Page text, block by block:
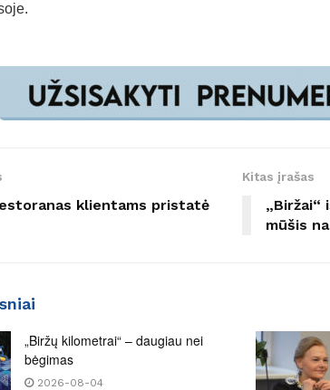
klientams pristatė
Kitas įrašas
„Biržai“
mūšis
„Biržų kilometrai“ – daugiau nei
bėgimas
2026-08-04